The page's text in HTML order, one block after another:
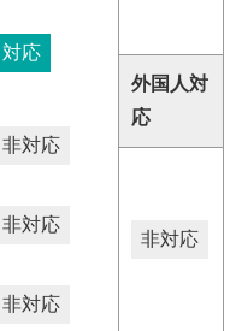
対応
非対応
非対応
非対応
外国人対
応
非対応